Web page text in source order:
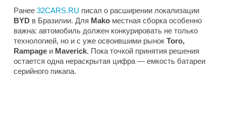
Ранее 32CARS.RU писал о расширении локализации
BYD в Бразилии. Для Mako местная сборка особенно
важна: автомобиль должен конкурировать не только
технологией, но и с уже освоившими рынок Toro,
Rampage и Maverick. Пока точкой принятия решения
остается одна нераскрытая цифра — емкость батареи
серийного пикапа.